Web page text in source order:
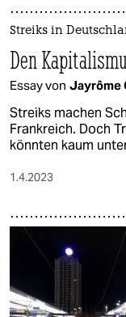
Streiks in
Den
Essay von Jayrôme
Streiks machen
Frankreich. Doch
könnten kaum
1.4.2023